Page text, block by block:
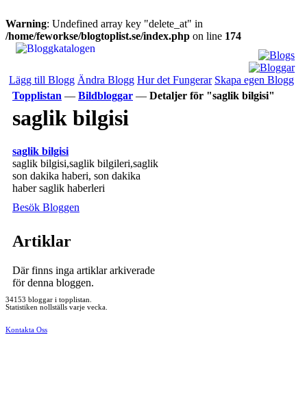
Warning: Undefined array key "delete_at" in
/home/feworkse/blogtoplist.se/index.php on line 174
Lägg till Blogg Ändra Blogg Hur det Fungerar Skapa egen Blogg
Topplistan — Bildbloggar — Detaljer för "saglik bilgisi"
saglik bilgisi
saglik bilgisi
saglik bilgisi,saglik bilgileri,saglik
son dakika haberi, son dakika
haber saglik haberleri
Besök Bloggen
Artiklar
Där finns inga artiklar arkiverade
för denna bloggen.
34153 bloggar i topplistan.
Statistiken nollställs varje vecka.
Kontakta Oss